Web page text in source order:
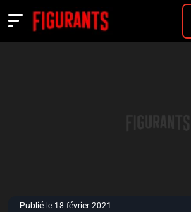
Actualités
Publié le 18 février 2021